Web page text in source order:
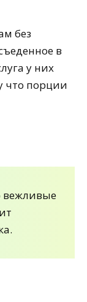
без
в
у них
что порции
вежливые